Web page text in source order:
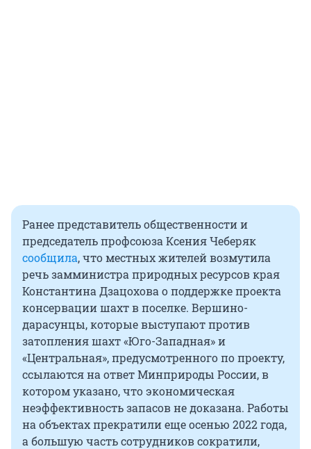
Ранее представитель общественности и
председатель профсоюза Ксения Чеберяк
сообщила, что местных жителей возмутила
речь замминистра природных ресурсов края
Константина Дзацохова о поддержке проекта
консервации шахт в поселке. Вершино-
дарасунцы, которые выступают против
затопления шахт «Юго-Западная» и
«Центральная», предусмотренного по проекту,
ссылаются на ответ Минприроды России, в
котором указано, что экономическая
неэффективность запасов не доказана. Работы
на объектах прекратили еще осенью 2022 года,
а большую часть сотрудников сократили,